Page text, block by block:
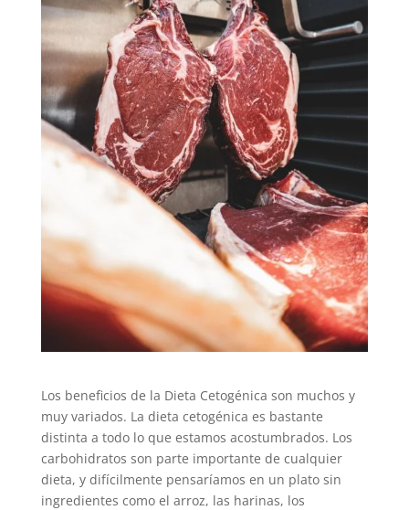
Los beneficios de la Dieta Cetogénica son muchos y
muy variados. La dieta cetogénica es bastante
distinta a todo lo que estamos acostumbrados. Los
carbohidratos son parte importante de cualquier
dieta, y difícilmente pensaríamos en un plato sin
ingredientes como el arroz, las harinas, los